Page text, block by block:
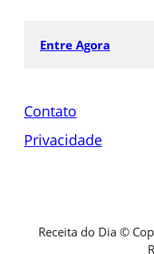
Entre Agora
Contato
Privacidade
Receita do Dia ©